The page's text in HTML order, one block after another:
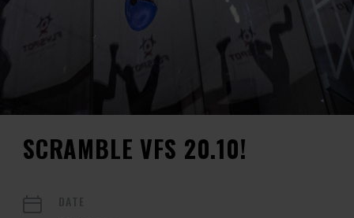
SCRAMBLE VFS 20.10!